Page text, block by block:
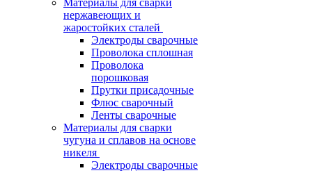
Материалы для сварки
нержавеющих и
жаростойких сталей
Электроды сварочные
Проволока сплошная
Проволока
порошковая
Прутки присадочные
Флюс сварочный
Ленты сварочные
Материалы для сварки
чугуна и сплавов на основе
никеля
Электроды сварочные